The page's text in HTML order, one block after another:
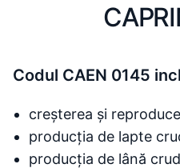
Codul CAEN 0145
creșterea și
producția de lapte
producția de lână